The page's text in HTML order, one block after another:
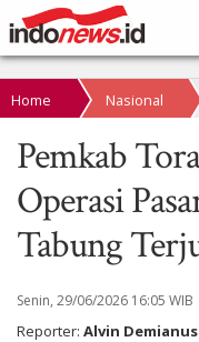
Home Nasional
Pemkab
Operasi
Tabung
Senin, 29/06/2026 16:05 WIB
Reporter: Alvin Demianus